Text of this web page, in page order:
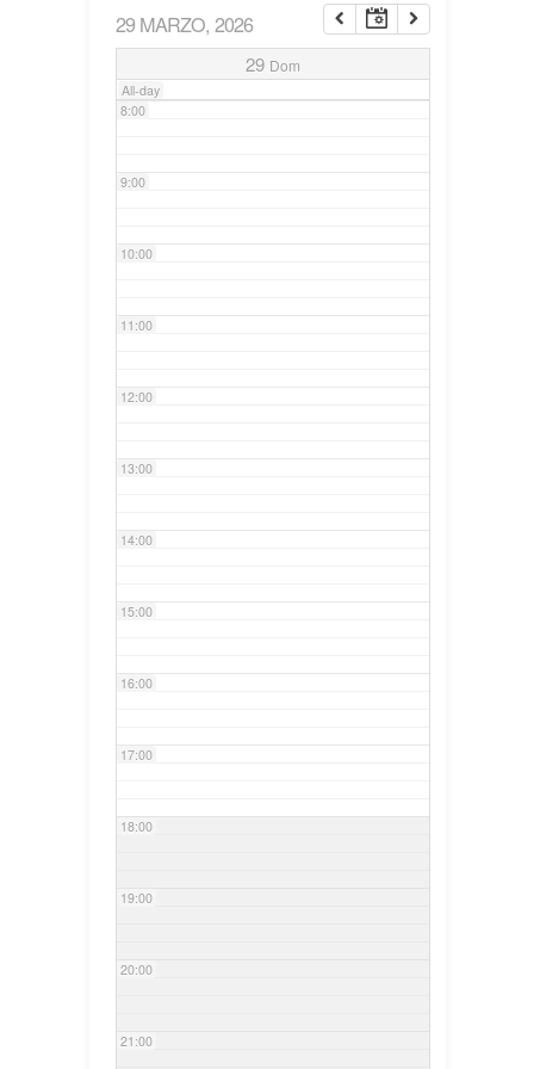
29 MARZO, 2026
29 Dom
All-day
7:00
8:00
9:00
10:00
11:00
12:00
13:00
14:00
15:00
16:00
17:00
18:00
19:00
20:00
21:00